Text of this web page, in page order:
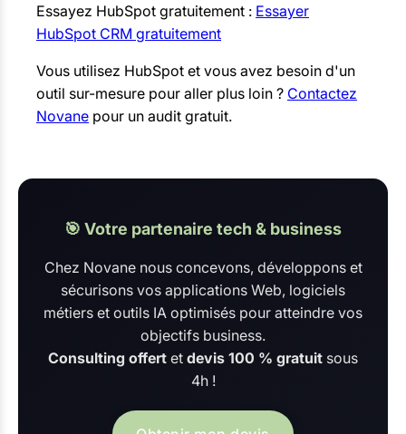
Essayez HubSpot gratuitement : Essayer
HubSpot CRM gratuitement
Vous utilisez HubSpot et vous avez besoin d'un
outil sur-mesure pour aller plus loin ? Contactez
Novane pour un audit gratuit.
🎯 Votre partenaire tech & business
Chez Novane nous concevons, développons et
sécurisons vos applications Web, logiciels
métiers et outils IA optimisés pour atteindre vos
objectifs business.
Consulting offert et devis 100 % gratuit sous
4h !